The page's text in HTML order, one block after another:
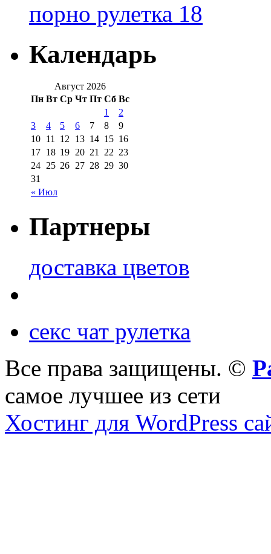
порно рулетка 18
Календарь
Август 2026
Пн Вт Ср Чт Пт Сб Вс
« Июл
1
2
3
4 5 6 7 8
9
10 11 12 13 14 15 16
17 18 19 20 21 22 23
24 25 26 27 28 29 30
31
Партнеры
доставка цветов
секс чат рулетка
Все права защищены. ©
самое лучшее из сети
Хостинг для WordPress